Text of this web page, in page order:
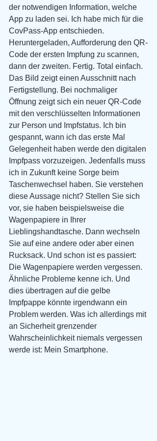
der notwendigen Information, welche
App zu laden sei. Ich habe mich für die
CovPass-App entschieden.
Heruntergeladen, Aufforderung den QR-
Code der ersten Impfung zu scannen,
dann der zweiten. Fertig. Total einfach.
Das Bild zeigt einen Ausschnitt nach
Fertigstellung. Bei nochmaliger
Öffnung zeigt sich ein neuer QR-Code
mit den verschlüsselten Informationen
zur Person und Impfstatus. Ich bin
gespannt, wann ich das erste Mal
Gelegenheit haben werde den digitalen
Impfpass vorzuzeigen. Jedenfalls muss
ich in Zukunft keine Sorge beim
Taschenwechsel haben. Sie verstehen
diese Aussage nicht? Stellen Sie sich
vor, sie haben beispielsweise die
Wagenpapiere in Ihrer
Lieblingshandtasche. Dann wechseln
Sie auf eine andere oder aber einen
Rucksack. Und schon ist es passiert:
Die Wagenpapiere werden vergessen.
Ähnliche Probleme kenne ich. Und
dies übertragen auf die gelbe
Impfpappe könnte irgendwann ein
Problem werden. Was ich allerdings mit
an Sicherheit grenzender
Wahrscheinlichkeit niemals vergessen
werde ist: Mein Smartphone.